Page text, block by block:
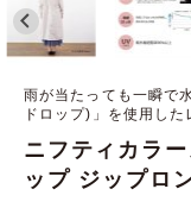
雨が当たっても一瞬で
ドロップ)」を使用した
ニフティカラ
ップ ジップロ